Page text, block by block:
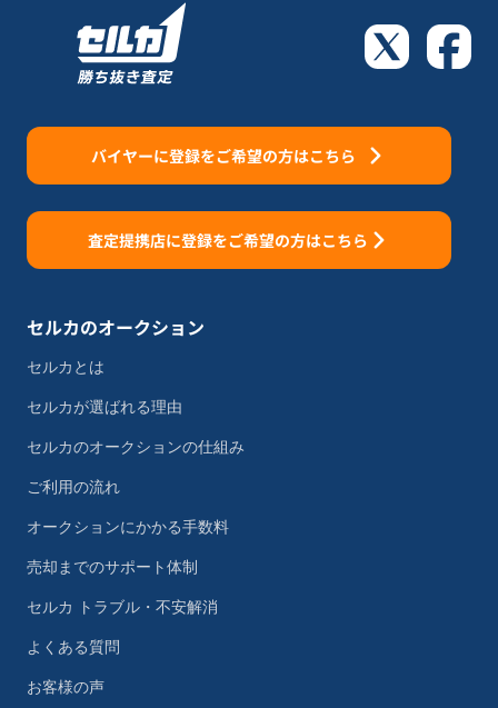
バイヤーに登録をご希望の方はこちら
査定提携店に登録をご希望の方はこちら
セルカのオークション
セルカとは
セルカが選ばれる理由
セルカのオークションの仕組み
ご利用の流れ
オークションにかかる手数料
売却までのサポート体制
セルカ トラブル・不安解消
よくある質問
お客様の声